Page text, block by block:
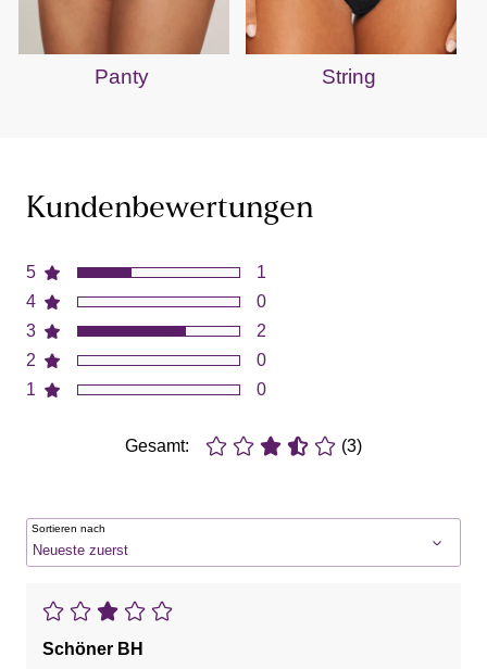
Panty String
Kundenbewertungen
5
4
3
2
1
1
0
2
0
0
Gesamt: (3)
Sortieren nach
Schöner BH